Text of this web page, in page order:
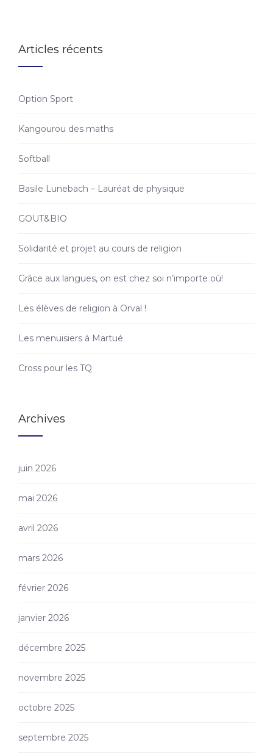
Articles récents
Option Sport
Kangourou des maths
Softball
Basile Lunebach – Lauréat de physique
GOUT&BIO
Solidarité et projet au cours de religion
Grâce aux langues, on est chez soi n’importe où!
Les élèves de religion à Orval !
Les menuisiers à Martué
Cross pour les TQ
Archives
juin 2026
mai 2026
avril 2026
mars 2026
février 2026
janvier 2026
décembre 2025
novembre 2025
octobre 2025
septembre 2025